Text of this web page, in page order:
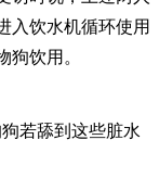
入饮水机循环使用
狗饮用。
若舔到这些脏水